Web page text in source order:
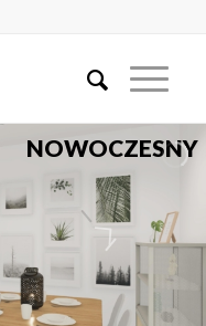
NOWOCZESNY